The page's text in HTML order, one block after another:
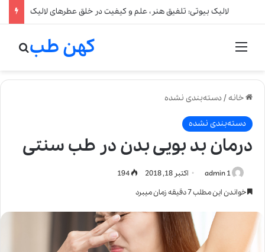
لالیک بیوتی: تلفیق هنر، علم و کیفیت در خلق عطرهای لالیک
منو کهن طب
خانه/دسته‌بندی نشده
دسته‌بندی نشده
درمان بد بویی بدن در طب سنتی
admin 1 اکتبر 18, 2018
خواندن این مطلب 7 دقیقه زمان میبرد